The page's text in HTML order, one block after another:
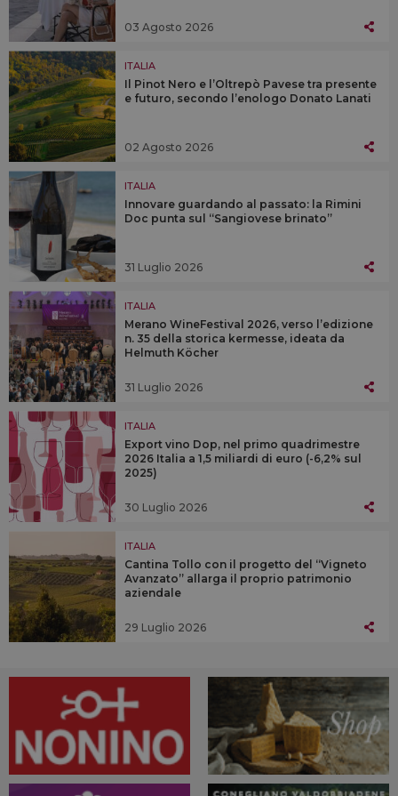
03 Agosto 2026
ITALIA
Il Pinot Nero e l’Oltrepò Pavese tra presente
e futuro, secondo l’enologo Donato Lanati
02 Agosto 2026
ITALIA
Innovare guardando al passato: la Rimini
Doc punta sul “Sangiovese brinato”
31 Luglio 2026
ITALIA
Merano WineFestival 2026, verso l’edizione
n. 35 della storica kermesse, ideata da
Helmuth Köcher
31 Luglio 2026
ITALIA
Export vino Dop, nel primo quadrimestre
2026 Italia a 1,5 miliardi di euro (-6,2% sul
2025)
30 Luglio 2026
ITALIA
Cantina Tollo con il progetto del “Vigneto
Avanzato” allarga il proprio patrimonio
aziendale
29 Luglio 2026